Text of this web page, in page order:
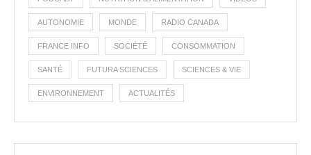
AUTONOMIE MONDE RADIO CANADA
FRANCE INFO SOCIÉTÉ CONSOMMATION
SANTÉ FUTURA SCIENCES SCIENCES & VIE
ENVIRONNEMENT ACTUALITÉS